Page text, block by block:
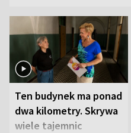
Ten budynek ma ponad
dwa kilometry. Skrywa
wiele tajemnic